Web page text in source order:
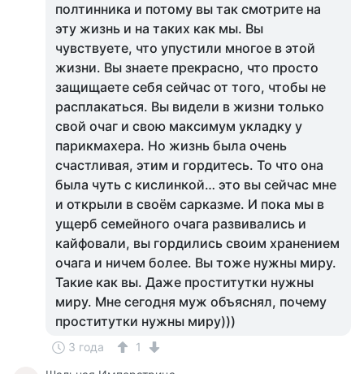
полтинника и потому вы так смотрите на
эту жизнь и на таких как мы. Вы
чувствуете, что упустили многое в этой
жизни. Вы знаете прекрасно, что просто
защищаете себя сейчас от того, чтобы не
расплакаться. Вы видели в жизни только
свой очаг и свою максимум укладку у
парикмахера. Но жизнь была очень
счастливая, этим и гордитесь. То что она
была чуть с кислинкой… это вы сейчас мне
и открыли в своём сарказме. И пока мы в
ущерб семейного очага развивались и
кайфовали, вы гордились своим хранением
очага и ничем более. Вы тоже нужны миру.
Такие как вы. Даже проститутки нужны
миру. Мне сегодня муж объяснял, почему
проститутки нужны миру)))
3 года 1